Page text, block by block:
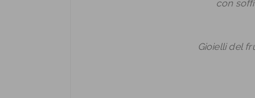
con
Gioielli del